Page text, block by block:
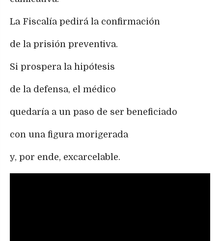
La Fiscalía pedirá la confirmación
de la prisión preventiva.
Si prospera la hipótesis
de la defensa, el médico
quedaría a un paso de ser beneficiado
con una figura morigerada
y, por ende, excarcelable.